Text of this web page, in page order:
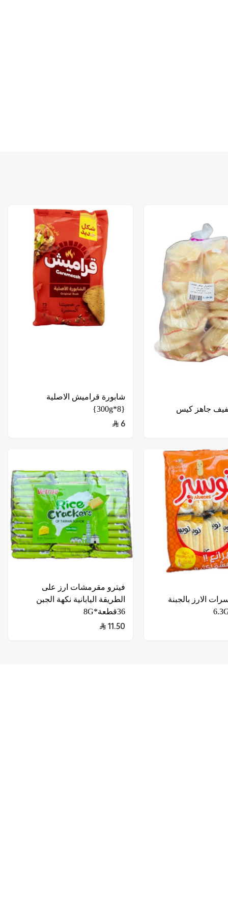
جاهز كيس
شابورة قراميش الاصلية
{8*300g}
6
الارز بالجبنة
فيترو مقرمشات ارز على
الطريقة اليابانية نكهة الجبن
36قطعة*8G
11.50